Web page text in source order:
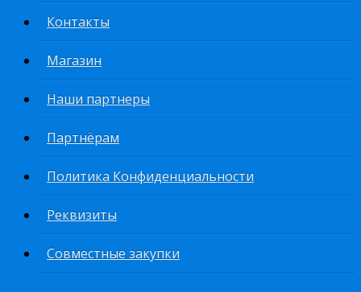
Контакты
Магазин
Наши партнеры
Партнёрам
Политика Конфиденциальности
Реквизиты
Совместные закупки